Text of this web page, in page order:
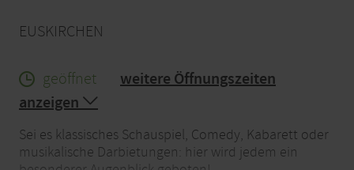
EUSKIRCHEN
geöffnet
weitere Öffnungszeiten
anzeigen
Sei es klassisches Schauspiel, Comedy, Kabarett oder
musikalische Darbietungen: hier wird jedem ein